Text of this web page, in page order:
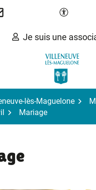
Je suis une
lès-Maguelone
Mariage